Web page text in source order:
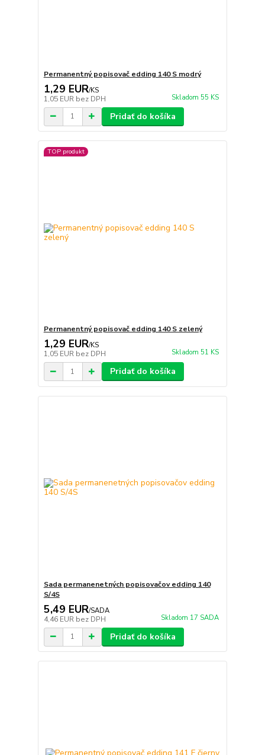
Permanentný popisovač edding 140 S modrý
1,29 EUR/KS
1,05 EUR bez DPH Skladom 55 KS
Pridať do košíka
TOP produkt
Permanentný popisovač edding 140 S zelený
1,29 EUR/KS
1,05 EUR bez DPH Skladom 51 KS
Pridať do košíka
Sada permanenetných popisovačov edding 140
S/4S
5,49 EUR/SADA
4,46 EUR bez DPH Skladom 17 SADA
Pridať do košíka